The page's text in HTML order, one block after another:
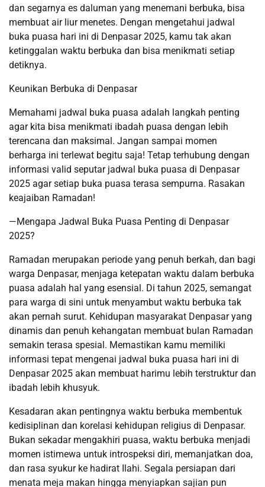
dan segarnya es daluman yang menemani berbuka, bisa
membuat air liur menetes. Dengan mengetahui jadwal
buka puasa hari ini di Denpasar 2025, kamu tak akan
ketinggalan waktu berbuka dan bisa menikmati setiap
detiknya.
Keunikan Berbuka di Denpasar
Memahami jadwal buka puasa adalah langkah penting
agar kita bisa menikmati ibadah puasa dengan lebih
terencana dan maksimal. Jangan sampai momen
berharga ini terlewat begitu saja! Tetap terhubung dengan
informasi valid seputar jadwal buka puasa di Denpasar
2025 agar setiap buka puasa terasa sempurna. Rasakan
keajaiban Ramadan!
—Mengapa Jadwal Buka Puasa Penting di Denpasar
2025?
Ramadan merupakan periode yang penuh berkah, dan bagi
warga Denpasar, menjaga ketepatan waktu dalam berbuka
puasa adalah hal yang esensial. Di tahun 2025, semangat
para warga di sini untuk menyambut waktu berbuka tak
akan pernah surut. Kehidupan masyarakat Denpasar yang
dinamis dan penuh kehangatan membuat bulan Ramadan
semakin terasa spesial. Memastikan kamu memiliki
informasi tepat mengenai jadwal buka puasa hari ini di
Denpasar 2025 akan membuat harimu lebih terstruktur dan
ibadah lebih khusyuk.
Kesadaran akan pentingnya waktu berbuka membentuk
kedisiplinan dan korelasi kehidupan religius di Denpasar.
Bukan sekadar mengakhiri puasa, waktu berbuka menjadi
momen istimewa untuk introspeksi diri, memanjatkan doa,
dan rasa syukur ke hadirat Ilahi. Segala persiapan dari
menata meja makan hingga menyiapkan sajian pun